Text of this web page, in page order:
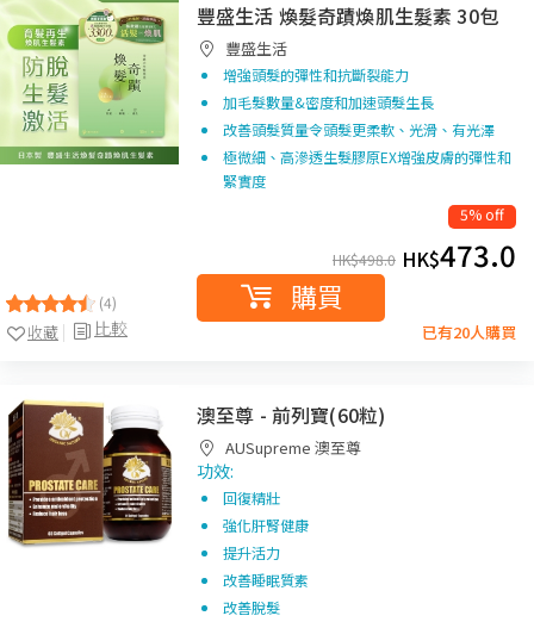
(4)
比較
收藏
豐盛生活 煥髮奇蹟煥肌生髮素 30包
豐盛生活
增強頭髮的彈性和抗斷裂能力
加毛髮數量&密度和加速頭髮生長
改善頭髮質量令頭髮更柔軟、光滑、有光澤
極微細、高滲透生髮膠原EX增強皮膚的彈性和
緊實度
5% off
HK$498.0 HK$473.0
購買
已有20人購買
澳至尊 - 前列寶(60粒)
AUSupreme 澳至尊
功效:
回復精壯
強化肝腎健康
提升活力
改善睡眠質素
改善脫髮